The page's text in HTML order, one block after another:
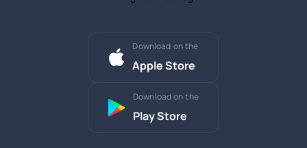
Download on the
Apple Store
Download on the
Play Store